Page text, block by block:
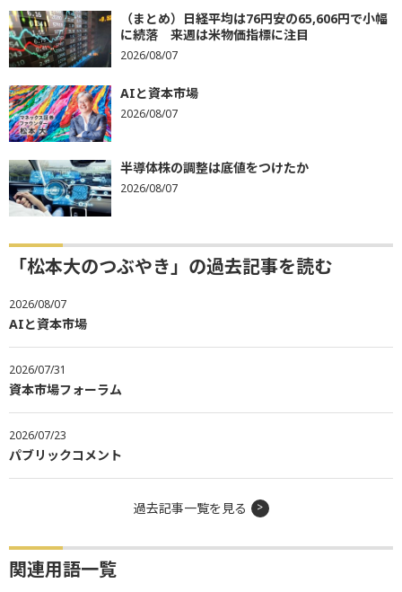
（まとめ）日経平均は76円安の65,606円で小幅
に続落 来週は米物価指標に注目
2026/08/07
AIと資本市場
2026/08/07
半導体株の調整は底値をつけたか
2026/08/07
「松本大のつぶやき」の過去記事を読む
2026/08/07
AIと資本市場
2026/07/31
資本市場フォーラム
2026/07/23
パブリックコメント
過去記事一覧を見る
関連用語一覧